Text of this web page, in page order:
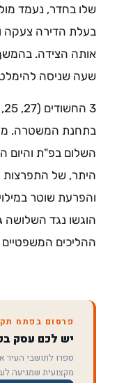
שלו בחדר, נעמד
בעלת הדירה צעקה
אותה הצידה.
שעה שניסה
בתחנת המשטרה.
השלום בפ"ת והיום
היתר, של התפרצות
והפרעת שוטר
הוגשו נגד
ההליכים המשפטיים
פרסום בפתח
יש לכם עסק
ספרו לתושבי
מקצועית שמגיעה